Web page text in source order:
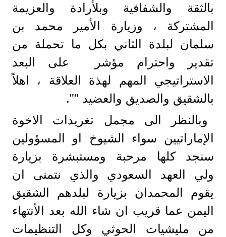
بالثقة والشفافية وبلأرادة والعزيمة
المشتركة ، وزيارة الأمير محمد بن
سلمان لبلدة الثاني بكل ما تحملة من
تقدير واحترام مؤشر على البعد
الاستراتيجي المهم لهذة العلاقة ، اهلاً
بالشقيق والصديق والعضيد "".
وبالنظر الى مجمل تغريدات الاخوة
الإماراتيين سواء الشيوخ او المسؤولين
سنجد كلها مرحبة ومستبشرة بزيارة
ولي العهد السعودي والذي نتمنى ان
يقوم المحمدان بزيارة لبلدهم الشقيق
اليمن عما قريب ان شاء الله بعد الأنتهاء
من مليشيات الحوثي وكل التنظيمات